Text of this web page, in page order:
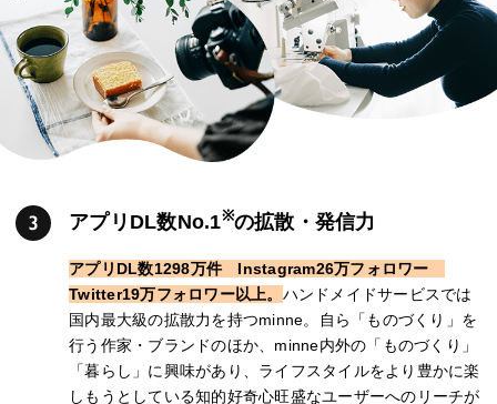
アプリDL数No.1※の拡散・発信力
アプリDL数1298万件 Instagram26万フォロワー
Twitter19万フォロワー以上。 ハンドメイドサービスでは
国内最大級の拡散力を持つminne。自ら「ものづくり」を
行う作家・ブランドのほか、minne内外の「ものづくり」
「暮らし」に興味があり、ライフスタイルをより豊かに楽
しもうとしている知的好奇心旺盛なユーザーへのリーチが